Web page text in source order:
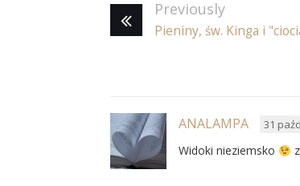
Previously
Pieniny, św. Kinga i
ANALAMPA 31
Widoki nieziemsko